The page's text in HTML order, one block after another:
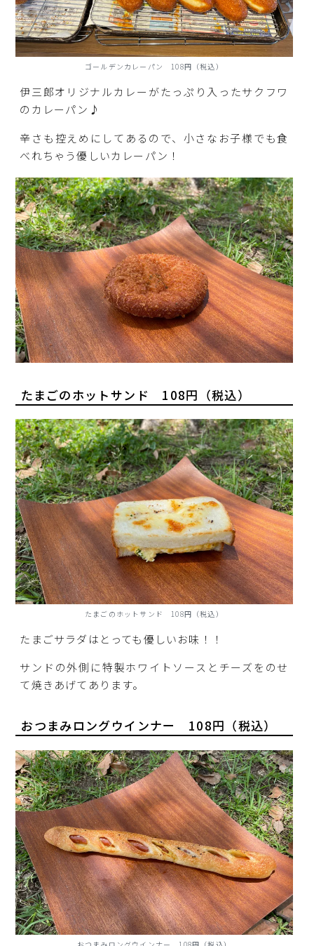
ゴールデンカレーパン 108円（税込）
伊三郎オリジナルカレーがたっぷり入ったサクフワ
のカレーパン♪
辛さも控えめにしてあるので、小さなお子様でも食
べれちゃう優しいカレーパン！
たまごのホットサンド 108円（税込）
たまごのホットサンド 108円（税込）
たまごサラダはとっても優しいお味！！
サンドの外側に特製ホワイトソースとチーズをのせ
て焼きあげてあります。
おつまみロングウインナー 108円（税込）